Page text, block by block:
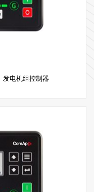
发电机组控制器